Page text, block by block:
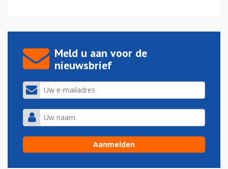
Meld u aan voor de
nieuwsbrief